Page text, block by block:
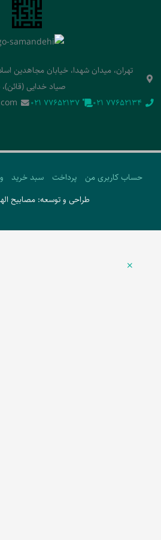
تهران، میدان شهدا، خیابان مجاهدین
صیاد خدایی (قائن)،
‭021 77652134‬
‭021 77652137‬
حساب کاربری من پرداخت سبد خرید
طراحی و توسعه: مصابیح الهدی